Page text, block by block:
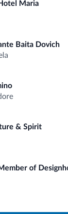
Maria
Baita Dovich
& Spirit
of
tanti. Ecco la
Dove dormire